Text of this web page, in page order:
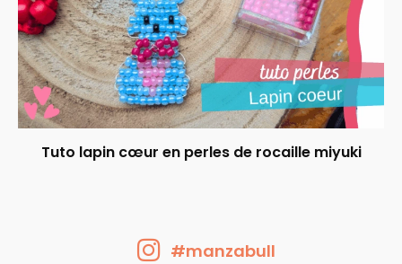
Tuto lapin cœur en perles de rocaille miyuki
#manzabull